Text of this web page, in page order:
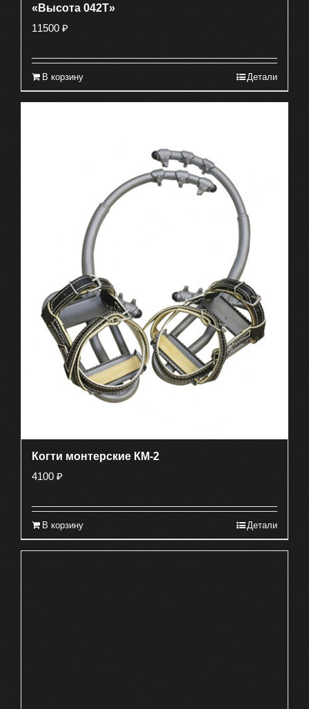
«Высота 042T»
11500 ₽
В корзину Детали
Когти монтерские КМ-2
4100 ₽
В корзину Детали